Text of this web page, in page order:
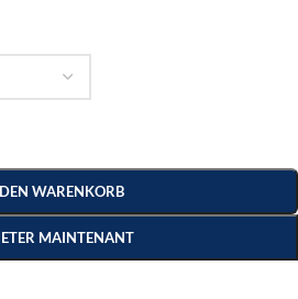
WARENKORB
MAINTENANT